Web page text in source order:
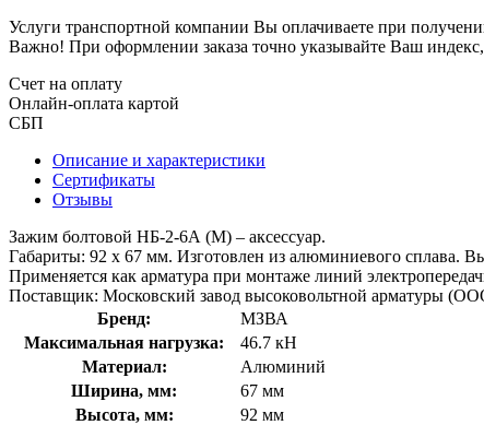
Услуги транспортной компании Вы оплачиваете при
Важно! При оформлении заказа точно указывайте Ваш
Счет на оплату
Онлайн-оплата картой
СБП
Описание и характеристики
Сертификаты
Отзывы
Зажим болтовой НБ-2-6А (М) – аксессуар.
Габариты: 92 х 67 мм. Изготовлен из алюминиевого сплава.
Применяется как арматура при монтаже линий
Поставщик: Московский завод высоковольтной арматуры
Бренд:
МЗВА
Максимальная нагрузка:
46.7 кН
Материал:
Алюминий
Ширина, мм:
67 мм
Высота, мм:
92 мм